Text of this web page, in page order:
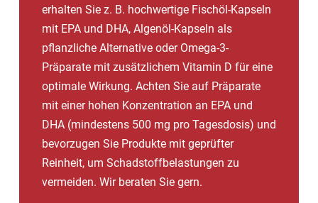
erhalten Sie z. B. hochwertige Fischöl-Kapseln
mit EPA und DHA, Algenöl-Kapseln als
pflanzliche Alternative oder Omega-3-
Präparate mit zusätzlichem Vitamin D für eine
optimale Wirkung. Achten Sie auf Präparate
mit einer hohen Konzentration an EPA und
DHA (mindestens 500 mg pro Tagesdosis) und
bevorzugen Sie Produkte mit geprüfter
Reinheit, um Schadstoffbelastungen zu
vermeiden. Wir beraten Sie gern.